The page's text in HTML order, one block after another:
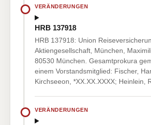
VERÄNDERUNGEN
HRB 137918
HRB 137918: Union
Aktiengesellschaft, München,
80530 München. Gesamtprokura
einem Vorstandsmitglied: Fischer,
Kirchseeon, *XX.XX.XXXX; Heinlein,
VERÄNDERUNGEN